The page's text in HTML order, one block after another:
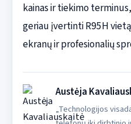
kainas ir tiekimo
geriau įvertinti R95H
ekranų ir profesionalių
Austėja
„Technologijos